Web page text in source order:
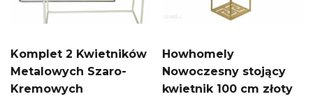
Komplet 2 Kwietników
Metalowych Szaro-
Kremowych
Howhomely
Nowoczesny stojący
kwietnik 100 cm złoty